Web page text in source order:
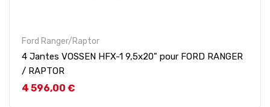
Ford Ranger/Raptor
4 Jantes VOSSEN HFX-1 9,5x20" pour FORD RANGER
/ RAPTOR
Prix
4 596,00 €